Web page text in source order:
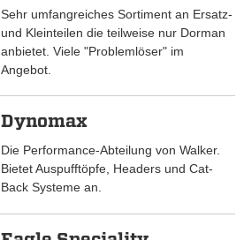
Sehr umfangreiches Sortiment an Ersatz-
und Kleinteilen die teilweise nur Dorman
anbietet. Viele "Problemlöser" im
Angebot.
Dynomax
Die Performance-Abteilung von Walker.
Bietet Auspufftöpfe, Headers und Cat-
Back Systeme an.